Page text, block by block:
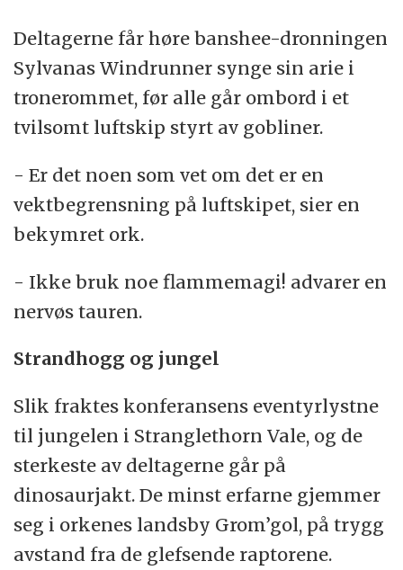
Deltagerne får høre banshee-dronningen
Sylvanas Windrunner synge sin arie i
tronerommet, før alle går ombord i et
tvilsomt luftskip styrt av gobliner.
- Er det noen som vet om det er en
vektbegrensning på luftskipet, sier en
bekymret ork.
- Ikke bruk noe flammemagi! advarer en
nervøs tauren.
Strandhogg og jungel
Slik fraktes konferansens eventyrlystne
til jungelen i Stranglethorn Vale, og de
sterkeste av deltagerne går på
dinosaurjakt. De minst erfarne gjemmer
seg i orkenes landsby Grom’gol, på trygg
avstand fra de glefsende raptorene.